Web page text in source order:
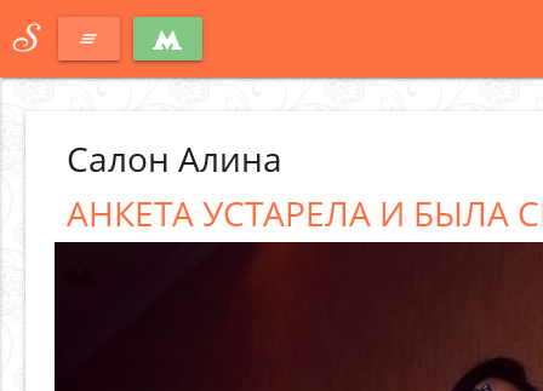
S clear_all
Салон Алина
АНКЕТА УСТАРЕЛА И БЫЛА